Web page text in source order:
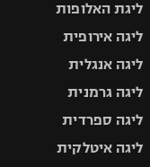
ליגת האלופות
ליגה אירופית
ליגה אנגלית
ליגה גרמנית
ליגה ספרדית
ליגה איטלקית